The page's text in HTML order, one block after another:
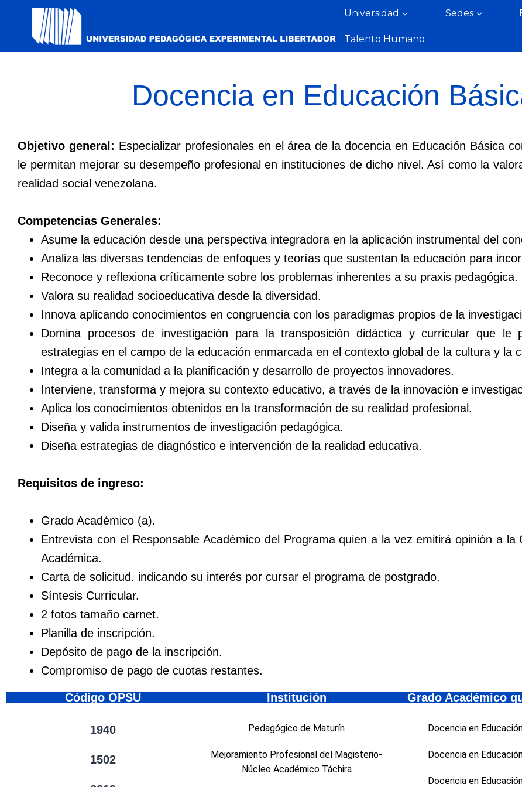
Universidad Sedes
Talento Humano
Docencia en Educación
Objetivo general: Especializar profesionales en el área de la docencia en Educación Básica
le permitan mejorar su desempeño profesional en instituciones de dicho nivel. Así como la
realidad social venezolana.
Competencias Generales:
Asume la educación desde una perspectiva integradora en la aplicación instrumental del
Analiza las diversas tendencias de enfoques y teorías que sustentan la educación para
Reconoce y reflexiona críticamente sobre los problemas inherentes a su praxis pedagógica.
Valora su realidad socioeducativa desde la diversidad.
Innova aplicando conocimientos en congruencia con los paradigmas propios de la
Domina procesos de investigación para la transposición didáctica y curricular que le
estrategias en el campo de la educación enmarcada en el contexto global de la cultura y la
Integra a la comunidad a la planificación y desarrollo de proyectos innovadores.
Interviene, transforma y mejora su contexto educativo, a través de la innovación e
Aplica los conocimientos obtenidos en la transformación de su realidad profesional.
Diseña y valida instrumentos de investigación pedagógica.
Diseña estrategias de diagnóstico e intervención de la realidad educativa.
Requisitos de ingreso:
Grado Académico (a).
Entrevista con el Responsable Académico del Programa quien a la vez emitirá opinión a
Académica.
Carta de solicitud. indicando su interés por cursar el programa de postgrado.
Síntesis Curricular.
2 fotos tamaño carnet.
Planilla de inscripción.
Depósito de pago de la inscripción.
Compromiso de pago de cuotas restantes.
Código OPSU
1940
1502
Institución
Pedagógico de Maturín
Mejoramiento Profesional del Magisterio-
Núcleo Académico Táchira
Grado Académico
Docencia en
Docencia en
Docencia en